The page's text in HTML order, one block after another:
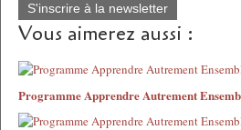
S'inscrire à la newsletter
Vous aimerez aussi :
Programme Apprendre Autrement